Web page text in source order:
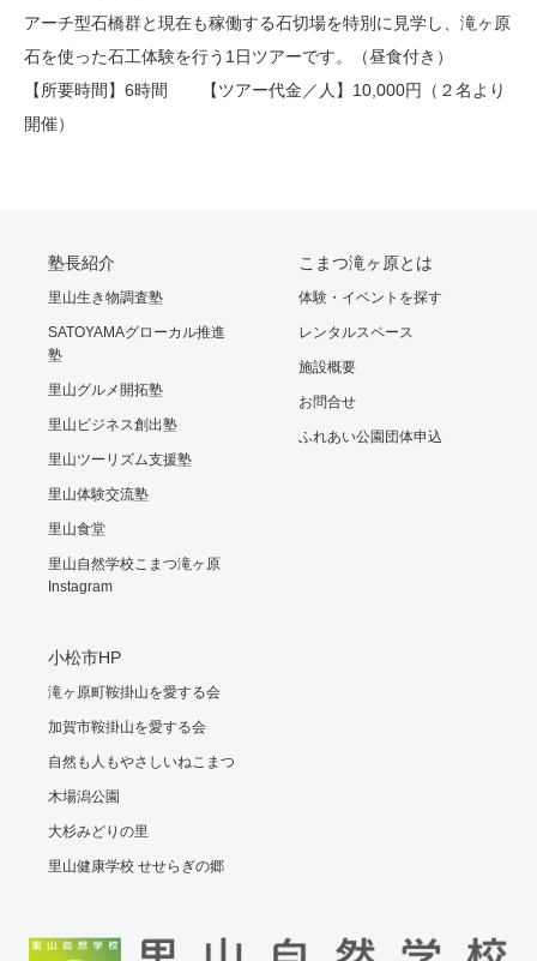
アーチ型石橋群と現在も稼働する石切場を特別に見学し、滝ヶ原
石を使った石工体験を行う1日ツアーです。（昼食付き）
【所要時間】6時間 【ツアー代金／人】10,000円（２名より
開催）
塾長紹介
里山生き物調査塾
SATOYAMAグローカル推進
塾
里山グルメ開拓塾
里山ビジネス創出塾
里山ツーリズム支援塾
里山体験交流塾
里山食堂
里山自然学校こまつ滝ヶ原
Instagram
こまつ滝ヶ原とは
体験・イベントを探す
レンタルスペース
施設概要
お問合せ
ふれあい公園団体申込
小松市HP
滝ヶ原町鞍掛山を愛する会
加賀市鞍掛山を愛する会
自然も人もやさしいねこまつ
木場潟公園
大杉みどりの里
里山健康学校 せせらぎの郷